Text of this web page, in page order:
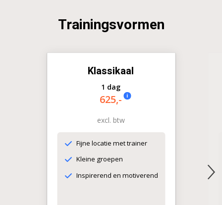
Trainingsvormen
Klassikaal
1 dag
625,- i
excl. btw
Fijne locatie met trainer
Kleine groepen
Inspirerend en motiverend